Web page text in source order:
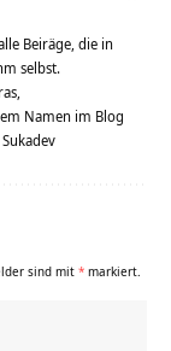
Beiräge, die in
selbst.
Namen im Blog
sind mit * markiert.